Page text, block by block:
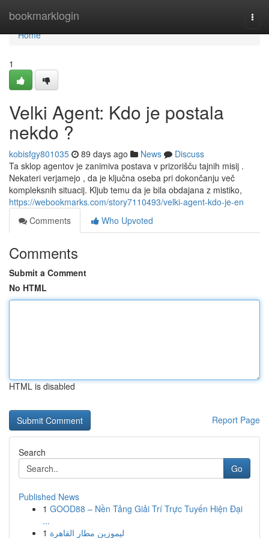
bookmarklogin
Home
Home
1
Velki Agent: Kdo je postala
nekdo ?
kobisfgy801035 89 days ago News
Discuss
Ta sklop agentov je zanimiva postava v prizorišču tajnih misij .
Nekateri verjamejo , da je ključna oseba pri dokončanju več
kompleksnih situacij. Kljub temu da je bila obdajana z mistiko,
https://webookmarks.com/story7110493/velki-agent-kdo-je-en
Comments
Who Upvoted
Comments
Submit a Comment
No HTML
HTML is disabled
Report Page
Search
Go
Published News
1 GOOD88 – Nền Tảng Giải Trí Trực Tuyến Hiện Đại
...
1 ليموزين مطار القاهرة